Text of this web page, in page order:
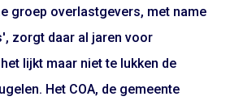
groep overlastgevers, met name
zorgt daar al jaren voor
lijkt maar niet te lukken de
Het COA, de gemeente